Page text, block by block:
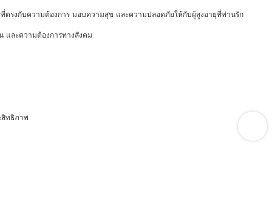
ตรงกับความต้องการ มอบความสุข และความปลอดภัยให้กับผู้สูงอายุที่ท่านรัก
และความต้องการทางสังคม
สิทธิภาพ